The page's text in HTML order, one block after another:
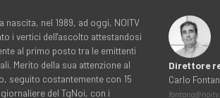
nascita, nel 1989, ad oggi, NOITV
i vertici dell'ascolto attestandosi
al primo posto tra le emittenti
Merito della sua attenzione al
seguito costantemente con 15
del TgNoi, con i
Direttore
Carlo